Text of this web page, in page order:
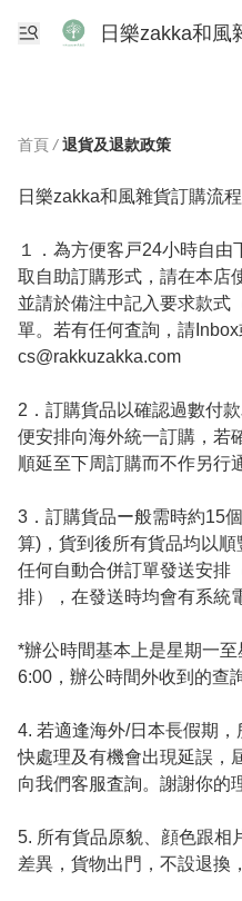
日樂zakka和風
首頁 / 退貨及退款政策
日樂zakka和風雜貨訂購流程
１．為方便客戸24小時自
取自助訂購形式，請在本店
並請於備注中記入要求款式
單。若有任何査詢，請Inbox
cs@rakkuzakka.com
2．訂購貨品以確認過數付
便安排向海外統一訂購，若
順延至下周訂購而不作另行
3．訂購貨品ー般需時約15
算)，貨到後所有貨品均以
任何自動合併訂單發送安排
排），在發送時均會有系統
*辦公時間基本上是星期一
6:00，辦公時間外收到的查
4. 若適逢海外/日本長假期
快處理及有機會出現延誤，
向我們客服査詢。謝謝你的
5. 所有貨品原貌、顔色跟相
差異，貨物出門，不設退換